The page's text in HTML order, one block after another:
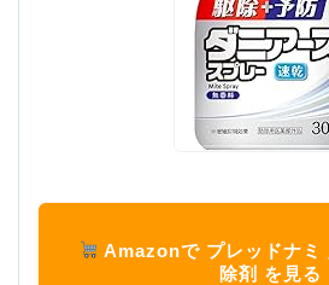
Amazonで プレッドナミ
除剤 を見る